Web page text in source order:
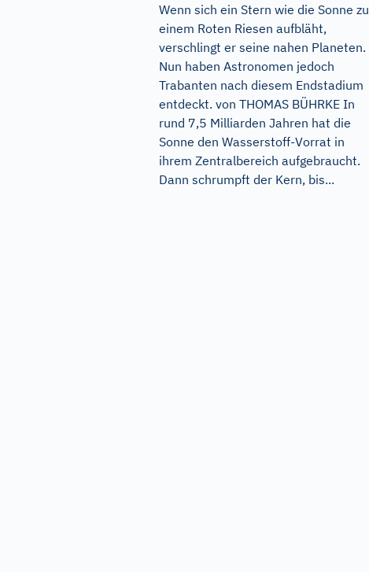
Wenn sich ein Stern wie die Sonne zu
einem Roten Riesen aufbläht,
verschlingt er seine nahen Planeten.
Nun haben Astronomen jedoch
Trabanten nach diesem Endstadium
entdeckt. von THOMAS BÜHRKE In
rund 7,5 Milliarden Jahren hat die
Sonne den Wasserstoff-Vorrat in
ihrem Zentralbereich aufgebraucht.
Dann schrumpft der Kern, bis...